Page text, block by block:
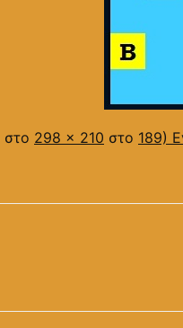
στο 298 × 210 στο 189)